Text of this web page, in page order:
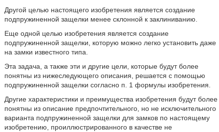
Другой целью настоящего изобретения является создание
подпружиненной защелки менее склонной к заклиниванию.
Еще одной целью изобретения является создание
подпружиненной защелки, которую можно легко установить даже
на замки известного типа.
Эта задача, а также эти и другие цели, которые будут более
понятны из нижеследующего описания, решается с помощью
подпружиненной защелки согласно п. 1 формулы изобретения.
Другие характеристики и преимущества изобретения будут более
понятны из описание предпочтительного, но не исключительного
варианта подпружиненной защелки для замков по настоящему
изобретению, проиллюстрированного в качестве не